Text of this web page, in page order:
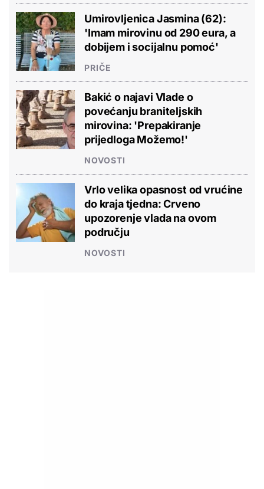
Umirovljenica Jasmina (62):
'Imam mirovinu od 290 eura, a
dobijem i socijalnu pomoć'
PRIČE
Bakić o najavi Vlade o
povećanju braniteljskih
mirovina: 'Prepakiranje
prijedloga Možemo!'
NOVOSTI
Vrlo velika opasnost od vrućine
do kraja tjedna: Crveno
upozorenje vlada na ovom
području
NOVOSTI